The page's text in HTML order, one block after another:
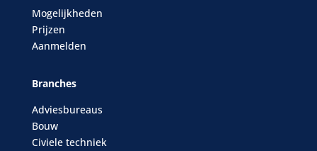
Mogelijkheden
Prijzen
Aanmelden
Branches
Adviesbureaus
Bouw
Civiele techniek